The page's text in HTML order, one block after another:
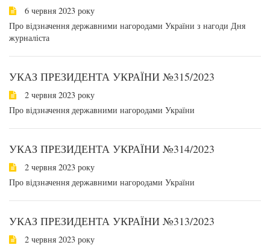
6 червня 2023 року
Про відзначення державними нагородами України з нагоди Дня
журналіста
УКАЗ ПРЕЗИДЕНТА УКРАЇНИ №315/2023
2 червня 2023 року
Про відзначення державними нагородами України
УКАЗ ПРЕЗИДЕНТА УКРАЇНИ №314/2023
2 червня 2023 року
Про відзначення державними нагородами України
УКАЗ ПРЕЗИДЕНТА УКРАЇНИ №313/2023
2 червня 2023 року